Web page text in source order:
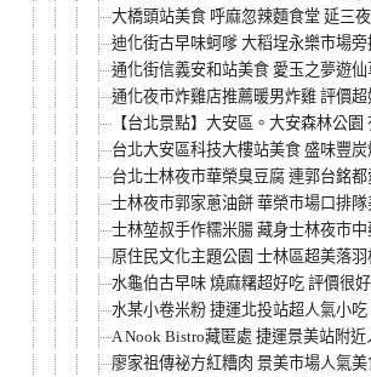
大橋頭站美食 呼麻忽辣麵食堂 延三
迪化街古早味蚵嗲 大稻埕永樂市場
通化街信義安和站美食 愛玉之夢遊仙
通化夜市炸雞店推薦暖男炸雞 評價
【台北景點】大安區。大安森林公
台北大安區科技大樓站美食 盛味豐
台北士林夜市華榮臭豆腐 連郭台銘
士林夜市郭家蔥油餅 華榮市場口排
士林堃叔手作糯米腸 藏身士林夜市
原住民文化主題公園 士林區超美落
水龜伯古早味 燒麻糬超好吃 評價很
水某小卷米粉 捷運北投站超人氣小吃
A Nook Bistro藏匿處 捷運景美站附
廖家祖傳祕方紅糟肉 景美市場人氣